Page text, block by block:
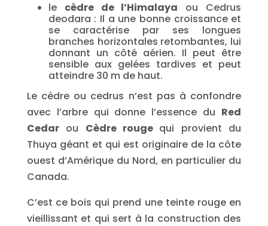
le cèdre de l’Himalaya ou Cedrus
deodara : Il a une bonne croissance et
se caractérise par ses longues
branches horizontales retombantes, lui
donnant un côté aérien. Il peut être
sensible aux gelées tardives et peut
atteindre 30 m de haut.
Le cèdre ou cedrus n’est pas à confondre
avec l’arbre qui donne l’essence du Red
Cedarou Cèdre rouge qui provient du
Thuya géant et qui est originaire de la côte
ouest d’Amérique du Nord, en particulier du
Canada.
C’est ce bois qui prend une teinte rouge en
vieillissant et qui sert à la construction des